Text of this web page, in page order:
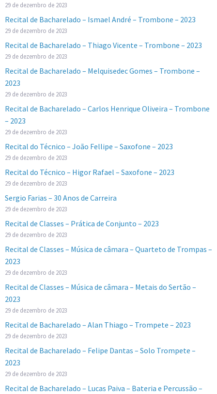
29 de dezembro de 2023
Recital de Bacharelado – Ismael André – Trombone – 2023
29 de dezembro de 2023
Recital de Bacharelado – Thiago Vicente – Trombone – 2023
29 de dezembro de 2023
Recital de Bacharelado – Melquisedec Gomes – Trombone –
2023
29 de dezembro de 2023
Recital de Bacharelado – Carlos Henrique Oliveira – Trombone
– 2023
29 de dezembro de 2023
Recital do Técnico – João Fellipe – Saxofone – 2023
29 de dezembro de 2023
Recital do Técnico – Higor Rafael – Saxofone – 2023
29 de dezembro de 2023
Sergio Farias – 30 Anos de Carreira
29 de dezembro de 2023
Recital de Classes – Prática de Conjunto – 2023
29 de dezembro de 2023
Recital de Classes – Música de câmara – Quarteto de Trompas –
2023
29 de dezembro de 2023
Recital de Classes – Música de câmara – Metais do Sertão –
2023
29 de dezembro de 2023
Recital de Bacharelado – Alan Thiago – Trompete – 2023
29 de dezembro de 2023
Recital de Bacharelado – Felipe Dantas – Solo Trompete –
2023
29 de dezembro de 2023
Recital de Bacharelado – Lucas Paiva – Bateria e Percussão –